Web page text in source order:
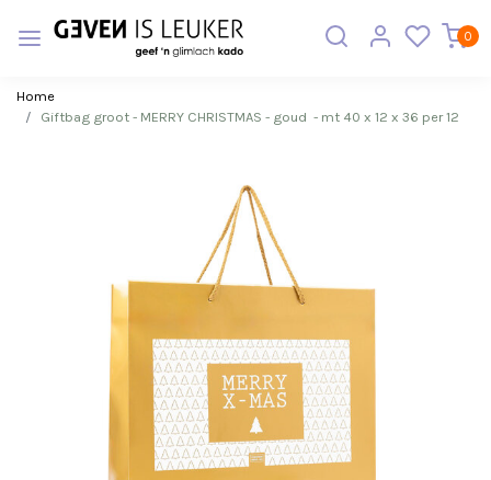
0
Home
Giftbag groot - MERRY CHRISTMAS - goud - mt 40 x 12 x 36 per 12